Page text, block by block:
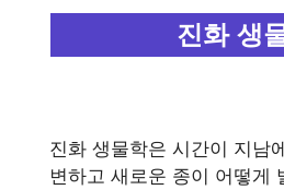
진화 생
진화 생물학은 시간이 지남
변하고 새로운 종이 어떻게